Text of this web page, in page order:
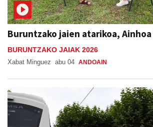
Buruntzako jaien atarikoa,
BURUNTZAKO JAIAK 2026
Xabat Minguez abu 04 ANDOAIN